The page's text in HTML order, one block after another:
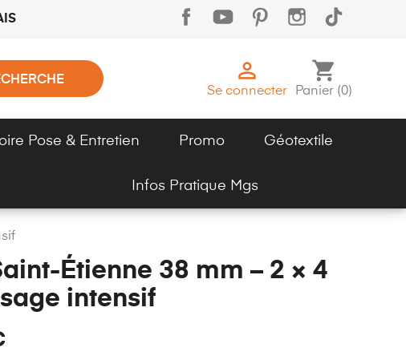

Se connecter
shopping_cart
Panier (0)
Pose & Entretien Promo Géotextile
Infos Pratique Mgs
Étienne 38 mm – 2 × 4
intensif